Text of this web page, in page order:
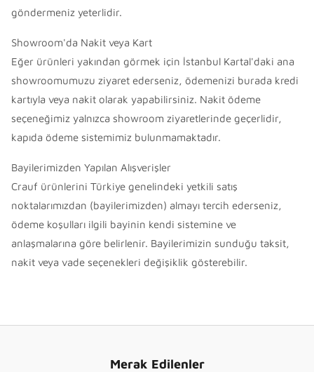
göndermeniz yeterlidir.
Showroom'da Nakit veya Kart
Eğer ürünleri yakından görmek için İstanbul Kartal'daki ana
showroomumuzu ziyaret ederseniz, ödemenizi burada kredi
kartıyla veya nakit olarak yapabilirsiniz. Nakit ödeme
seçeneğimiz yalnızca showroom ziyaretlerinde geçerlidir,
kapıda ödeme sistemimiz bulunmamaktadır.
Bayilerimizden Yapılan Alışverişler
Crauf ürünlerini Türkiye genelindeki yetkili satış
noktalarımızdan (bayilerimizden) almayı tercih ederseniz,
ödeme koşulları ilgili bayinin kendi sistemine ve
anlaşmalarına göre belirlenir. Bayilerimizin sunduğu taksit,
nakit veya vade seçenekleri değişiklik gösterebilir.
Merak Edilenler